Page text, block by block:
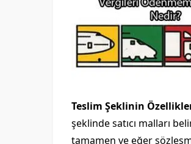
Teslim Şeklinin
şeklinde satıcı malları
tamamen ve eğer